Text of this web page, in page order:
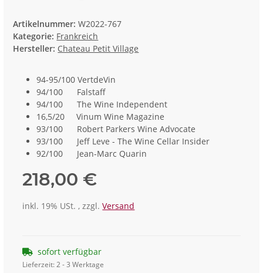
Artikelnummer:W2022-767
Kategorie: Frankreich
Hersteller: Chateau Petit Village
94-95/100 VertdeVin
94/100 Falstaff
94/100 The Wine Independent
16,5/20 Vinum Wine Magazine
93/100 Robert Parkers Wine Advocate
93/100 Jeff Leve - The Wine Cellar Insider
92/100 Jean-Marc Quarin
218,00 €
inkl. 19% USt. , zzgl.Versand
sofort verfügbar
Lieferzeit:2 - 3 Werktage